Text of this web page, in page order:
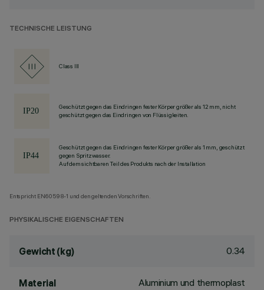
TECHNISCHE LEISTUNG
Class III
Geschützt gegen das Eindringen fester Körper größer als 12 mm, nicht
geschützt gegen das Eindringen von Flüssigkeiten.
Geschützt gegen das Eindringen fester Körper größer als 1 mm, geschützt
gegen Spritzwasser.
Auf dem sichtbaren Teil des Produkts nach der Installation
Entspricht EN60598-1 und den geltenden Vorschriften.
PHYSIKALISCHE EIGENSCHAFTEN
Gewicht (kg) 0.34
Material Aluminium und thermoplast